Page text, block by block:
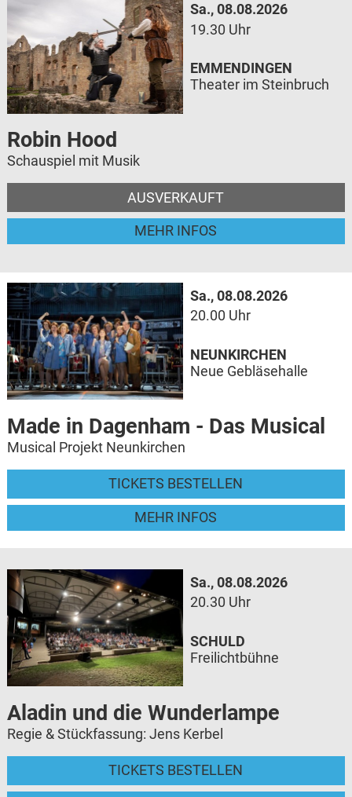
Sa., 08.08.2026
19.30 Uhr
Robin Hood
Schauspiel mit Musik
AUSVERKAUFT
MEHR INFOS
EMMENDINGEN
Theater im Steinbruch
Sa., 08.08.2026
20.00 Uhr
Made in Dagenham - Das Musical
Musical Projekt Neunkirchen
TICKETS BESTELLEN
MEHR INFOS
NEUNKIRCHEN
Neue Gebläsehalle
Sa., 08.08.2026
20.30 Uhr
Aladin und die Wunderlampe
Regie & Stückfassung: Jens Kerbel
TICKETS BESTELLEN
SCHULD
Freilichtbühne